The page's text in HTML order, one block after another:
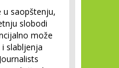
u saopštenju,
slobodi
može
slabljenja